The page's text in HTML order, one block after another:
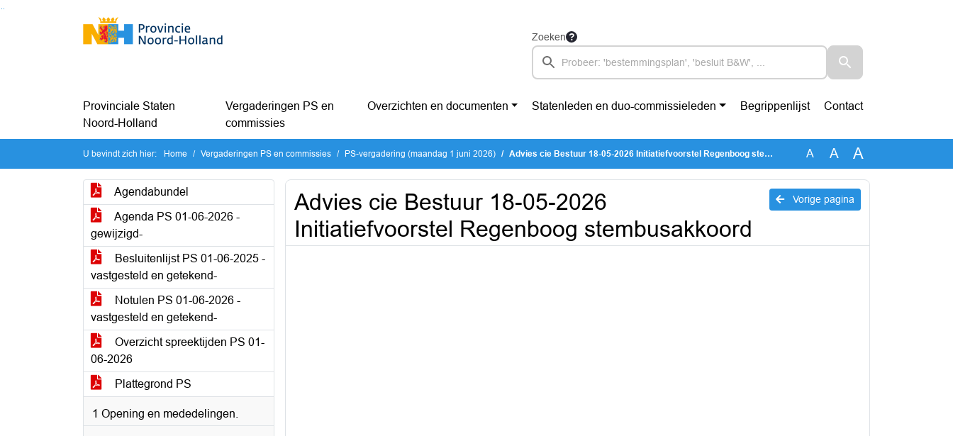
Ga naar de inhoud van deze pagina
Ga naar het zoeken
Zoeken
Provinciale Staten
Noord-Holland
Vergaderingen PS en
commissies
Overzichten en documenten Statenleden en duo-commissieleden Begrippenlijst Contact
U bevindt zich hier: Home Vergaderingen PS en commissies PS-vergadering (maandag 1 juni 2026) Advies cie Bestuur 18-05-2026 Initiatiefvoorstel Regenboog stembusakkoord A A A
Agendabundel
Agenda PS 01-06-2026 -
gewijzigd-
Besluitenlijst PS 01-06-2025 -
vastgesteld en getekend-
Notulen PS 01-06-2026 -
vastgesteld en getekend-
Overzicht spreektijden PS 01-
06-2026
Plattegrond PS
1 Opening en mededelingen.
Vorige pagina
Advies cie Bestuur 18-05-2026
Initiatiefvoorstel Regenboog stembusakkoord